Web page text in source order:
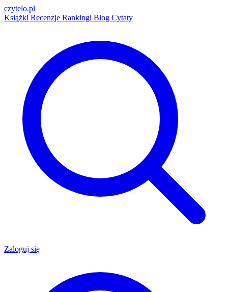
czytelo.pl
Książki Recenzje Rankingi Blog Cytaty
Zaloguj się